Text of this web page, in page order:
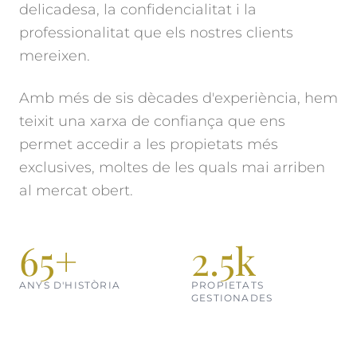
delicadesa, la confidencialitat i la
professionalitat que els nostres clients
mereixen.
Amb més de sis dècades d'experiència, hem
teixit una xarxa de confiança que ens
permet accedir a les propietats més
exclusives, moltes de les quals mai arriben
al mercat obert.
65+
ANYS D'HISTÒRIA 2.5k
PROPIETATS
GESTIONADES